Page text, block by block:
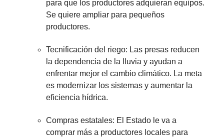
para que los productores adquieran equipos.
Se quiere ampliar para pequeños
productores.
Tecnificación del riego: Las presas reducen
la dependencia de la lluvia y ayudan a
enfrentar mejor el cambio climático. La meta
es modernizar los sistemas y aumentar la
eficiencia hídrica.
Compras estatales: El Estado le va a
comprar más a productores locales para